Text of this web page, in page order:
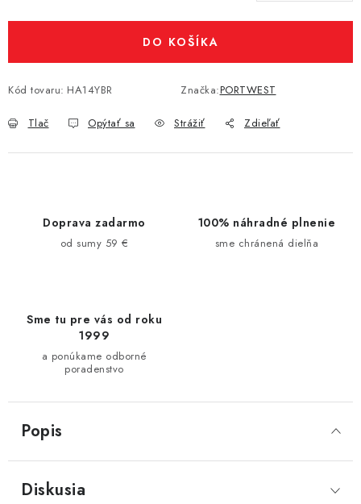
DO KOŠÍKA
Kód tovaru: HA14YBR Značka:PORTWEST
Tlač Opýtať sa Strážiť Zdieľať
Doprava zadarmo
od sumy 59 €
100% náhradné plnenie
sme chránená dielňa
Sme tu pre vás od roku
1999
a ponúkame odborné
poradenstvo
Popis
Diskusia